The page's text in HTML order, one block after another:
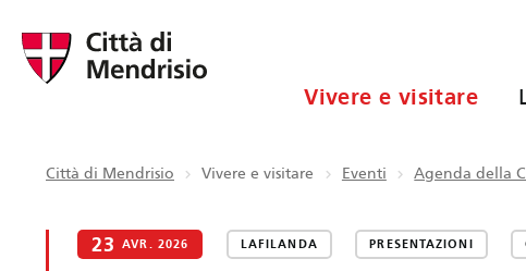
Vivere e visitare
Città di Mendrisio Vivere e visitare Eventi Agenda della
23 AVR. 2026 LAFILANDA PRESENTAZIONI